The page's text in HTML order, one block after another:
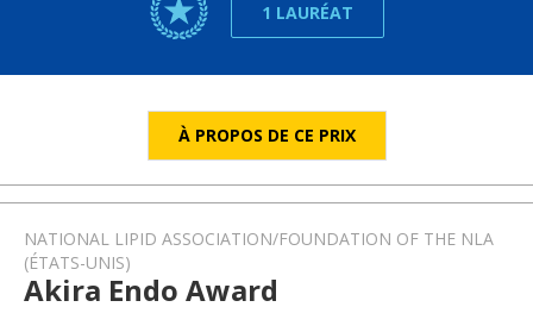
1 LAURÉAT
À PROPOS DE CE PRIX
NATIONAL LIPID ASSOCIATION/FOUNDATION OF THE NLA
(ÉTATS-UNIS)
Akira Endo Award